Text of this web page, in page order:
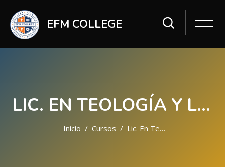
EFM COLLEGE
LIC. EN TEOLOGÍA Y LIDERAZGO
Inicio Cursos Lic. En Teología Y Liderazgo